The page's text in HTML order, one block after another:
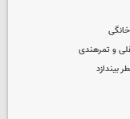
و تمرهندی